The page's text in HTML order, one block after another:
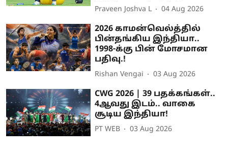
Praveen Joshva L 04 Aug 2026
2026 காமன்வெல்த்தில்
பின்தங்கிய இந்தியா..
1998-க்கு பின் மோசமான
பதிவு.!
Rishan Vengai 03 Aug 2026
CWG 2026 | 39 பதக்கங்கள்..
4ஆவது இடம்.. வாகை
சூடிய இந்தியா!
PT WEB 03 Aug 2026